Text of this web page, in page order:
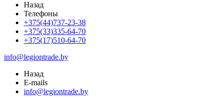
Назад
Телефоны
+375(44)737-23-38
+375(33)335-64-70
+375(17)510-64-70
info@legiontrade.by
Назад
E-mails
info@legiontrade.by